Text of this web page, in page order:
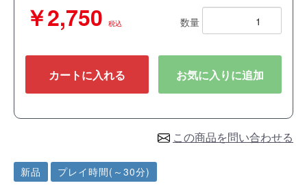
￥2,750 税込 数量
カートに入れる お気に入りに追加
この商品を問い合わせる
新品 プレイ時間(～30分)